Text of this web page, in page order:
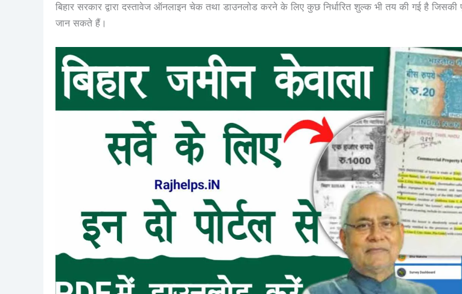
बिहार सरकार द्वारा दस्तावेज ऑनलाइन चेक तथा डाउनलोड करने के लिए कुछ निर्धारित शुल्क भी तय की गई है जिसकी
जान सकते हैं।